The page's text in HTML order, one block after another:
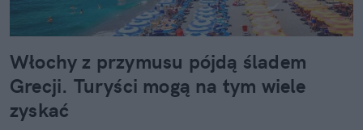
Włochy z przymusu pójdą śladem
Grecji. Turyści mogą na tym wiele
zyskać